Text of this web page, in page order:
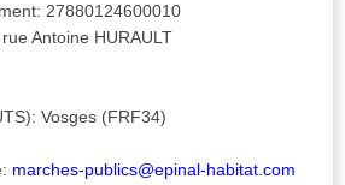
27880124600010
Antoine HURAULT
Vosges (FRF34)
marches-publics@epinal-habitat.com